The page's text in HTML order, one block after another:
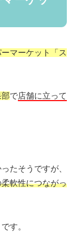
ーマーケット「ス
で店舗に立って
たそうですが、
軟性につながっ
す。